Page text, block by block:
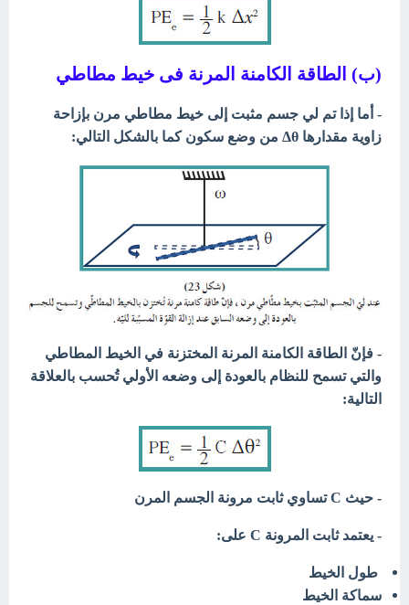
(ب) الطاقة الكامنة المرنة فى خيط مطاطي
- أما إذا تم لي جسم مثبت إلى خيط مطاطي مرن بإزاحة
زاوية مقدارها Δθ من وضع سكون كما بالشكل التالي:
- فإنّ الطاقة الكامنة المرنة المختزنة في الخيط المطاطي
والتي تسمح للنظام بالعودة إلى وضعه الأولي تُحسب بالعلاقة
التالية:
- حيث C تساوي ثابت مرونة الجسم المرن
- يعتمدثابت المرونة C على:
طول الخيط
سماكة الخيط